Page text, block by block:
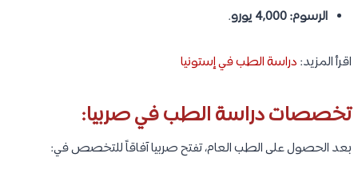
الرسوم:4,000 يورو .
اقرأ المزيد: دراسة الطب في إستونيا
تخصصات دراسة الطب في صربيا:
بعد الحصول على الطب العام، تفتح صربيا آفاقاً للتخصص في: